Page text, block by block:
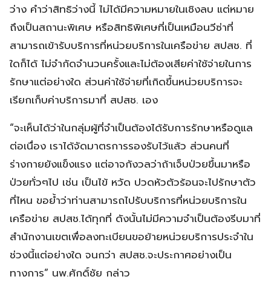
ว่าง คำว่าสิทธิว่างนี้ ไม่ได้มีความหมายในเชิงลบ แต่หมาย
ถึงเป็นสถานะพิเศษ หรือสิทธิพิเศษที่เป็นเหมือนวีซ่าที่
สามารถเข้ารับบริการที่หน่วยบริการในเครือข่าย สปสช. ที่
ใดก็ได้ ไม่จำกัดจำนวนครั้งและไม่ต้องเสียค่าใช้จ่ายในการ
รักษาแต่อย่างใด ส่วนค่าใช้จ่ายที่เกิดขึ้นหน่วยบริการจะ
เรียกเก็บค่าบริการมาที่ สปสช. เอง
“จะเห็นได้ว่าในกลุ่มผู้ที่จำเป็นต้องได้รับการรักษาหรือดูแล
ต่อเนื่อง เราได้จัดมาตรการรองรับไว้แล้ว ส่วนคนที่
ร่างกายยังแข็งแรง แต่อาจกังวลว่าถ้าเจ็บป่วยขึ้นมาหรือ
ป่วยทั่วๆไป เช่น เป็นไข้ หวัด ปวดหัวตัวร้อนจะไปรักษาตัว
ที่ไหน ขอย้ำว่าท่านสามารถไปรับบริการที่หน่วยบริการใน
เครือข่าย สปสช.ได้ทุกที่ ดังนั้นไม่มีความจำเป็นต้องรีบมาที่
สำนักงานเขตเพื่อลงทะเบียนขอย้ายหน่วยบริการประจำใน
ช่วงนี้แต่อย่างใด จนกว่า สปสช.จะประกาศอย่างเป็น
ทางการ” นพ.ศักดิ์ชัย กล่าว